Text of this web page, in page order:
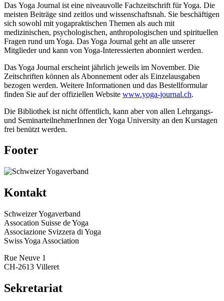
Das Yoga Journal ist eine niveauvolle Fachzeitschrift für Yoga. Die
meisten Beiträge sind zeitlos und wissenschaftsnah. Sie beschäftigen
sich sowohl mit yogapraktischen Themen als auch mit
medizinischen, psychologischen, anthropologischen und spirituellen
Fragen rund um Yoga. Das Yoga Journal geht an alle unserer
Mitglieder und kann von Yoga-Interessierten abonniert werden.
Das Yoga Journal erscheint jährlich jeweils im November. Die
Zeitschriften können als Abonnement oder als Einzelausgaben
bezogen werden. Weitere Informationen und das Bestellformular
finden Sie auf der offiziellen Website www.yoga-journal.ch.
Die Bibliothek ist nicht öffentlich, kann aber von allen Lehrgangs-
und SeminarteilnehmerInnen der Yoga University an den Kurstagen
frei benützt werden.
Footer
Kontakt
Schweizer Yogaverband
Assocation Suisse de Yoga
Associazione Svizzera di Yoga
Swiss Yoga Association
Rue Neuve 1
CH-2613 Villeret
Sekretariat